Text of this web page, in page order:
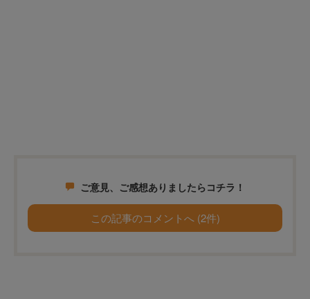
ご意見、ご感想ありましたらコチラ！
この記事のコメントへ (2件)